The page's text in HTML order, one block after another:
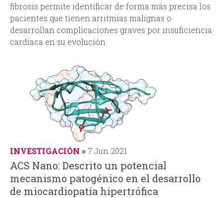
fibrosis permite identificar de forma más precisa los
pacientes que tienen arritmias malignas o
desarrollan complicaciones graves por insuficiencia
cardiaca en su evolución
INVESTIGACIÓN 7 Jun 2021
ACS Nano: Descrito un potencial
mecanismo patogénico en el desarrollo
de miocardiopatía hipertrófica